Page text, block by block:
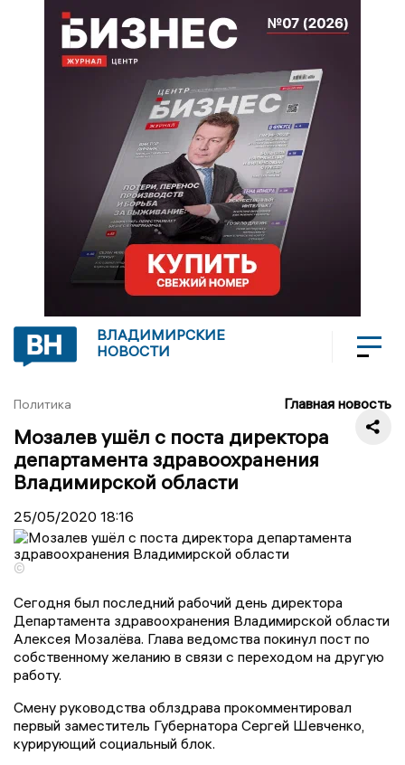
ВЛАДИМИРСКИЕ
НОВОСТИ
Политика Главная новость
Мозалев ушёл с поста директора
департамента здравоохранения
Владимирской области
25/05/2020 18:16
©
Сегодня был последний рабочий день директора
Департамента здравоохранения Владимирской области
Алексея Мозалёва. Глава ведомства покинул пост по
собственному желанию в связи с переходом на другую
работу.
Смену руководства облздрава прокомментировал
первый заместитель Губернатора Сергей Шевченко
курирующий социальный блок.